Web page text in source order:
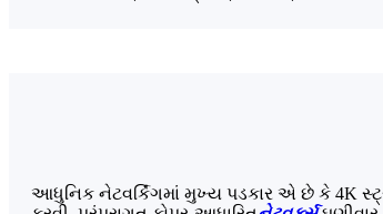
આધુનિક નેટવર્કિંગમાં મુખ્ય પડકાર એ છે કે 4K